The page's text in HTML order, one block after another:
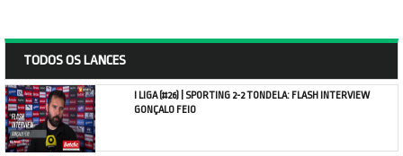
TODOS OS LANCES
I LIGA (#26) | SPORTING 2-2 TONDELA: FLASH INTERVIEW
GONÇALO FEIO